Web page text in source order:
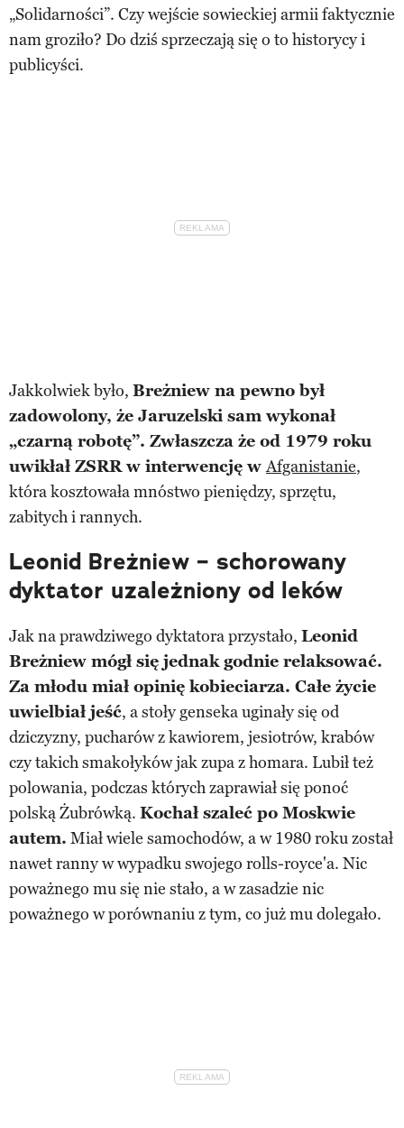
„Solidarności”. Czy wejście sowieckiej armii faktycznie
nam groziło? Do dziś sprzeczają się o to historycy i
publicyści.
Jakkolwiek było, Breżniew na pewno był
zadowolony, że Jaruzelski sam wykonał
„czarną robotę”. Zwłaszcza że od 1979 roku
uwikłał ZSRR w interwencję wAfganistanie,
która kosztowała mnóstwo pieniędzy, sprzętu,
zabitych i rannych.
Leonid Breżniew – schorowany
dyktator uzależniony od leków
Jak na prawdziwego dyktatora przystało, Leonid
Breżniew mógł się jednak godnie relaksować.
Za młodu miał opinię kobieciarza. Całe życie
uwielbiał jeść, a stoły genseka uginały się od
dziczyzny, pucharów z kawiorem, jesiotrów, krabów
czy takich smakołyków jak zupa z homara. Lubił też
polowania, podczas których zaprawiał się ponoć
polską Żubrówką. Kochał szaleć po Moskwie
autem. Miał wiele samochodów, a w 1980 roku został
nawet ranny w wypadku swojego rolls-royce'a. Nic
poważnego mu się nie stało, a w zasadzie nic
poważnego w porównaniu z tym, co już mu dolegało.